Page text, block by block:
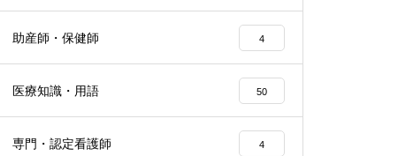
助産師・保健師 4
医療知識・用語 50
専門・認定看護師 4